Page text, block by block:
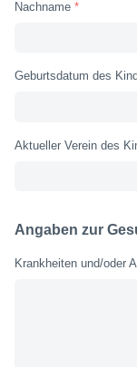
Nachname
Geburtsdatum des
Aktueller Verein des
Angaben zur
Krankheiten und/oder